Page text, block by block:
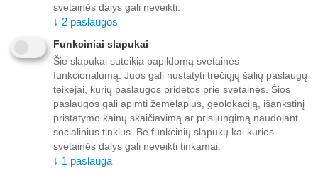
Iki buto durų nuo 70,00 EUR nemokamai!
Iki 69,99 EUR pristatymo mokestis:
Venipak kurjeris – 10,00 EUR
Unisend siuntų automatas - 3,50 EUR
Omniva siuntų automatas - 5,00 EUR
Mokėjimas
Aprašymas
svetainės dalys gali neveikti.
↓ 2 paslaugos
Funkciniai slapukai
Šie slapukai suteikia papildomą svetainės
funkcionalumą. Juos gali nustatyti trečiųjų šalių paslaugų
teikėjai, kurių paslaugos pridėtos prie svetainės. Šios
paslaugos gali apimti žemėlapius, geolokaciją, išankstinį
pristatymo kainų skaičiavimą ar prisijungimą naudojant
socialinius tinklus. Be funkcinių slapukų kai kurios
svetainės dalys gali neveikti tinkamai.
↓ 1 paslauga